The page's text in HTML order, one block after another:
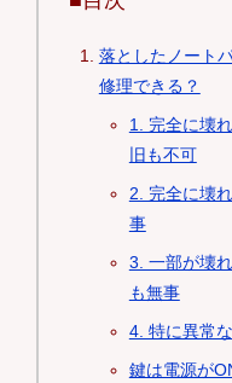
落としたノート
修理できる？
1. 完全に壊
旧も不可
2. 完全に壊
事
3. 一部が壊
も無事
4. 特に異常
鍵は電源が